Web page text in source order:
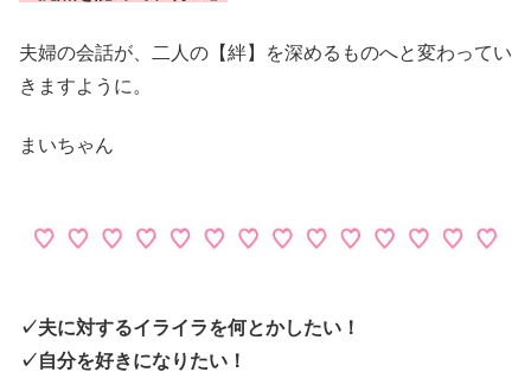
夫婦の会話が、二人の【絆】を深めるものへと変わってい
きますように。
まいちゃん
✓夫に対するイライラを何とかしたい！
✓自分を好きになりたい！